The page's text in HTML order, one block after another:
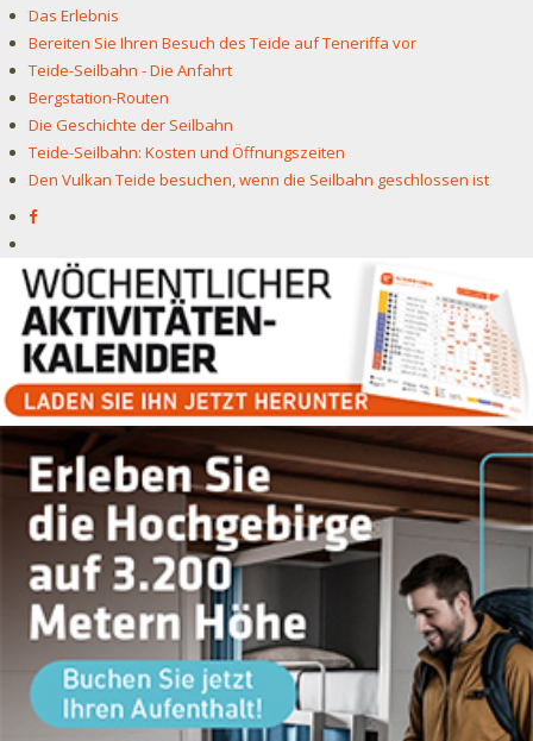
Das Erlebnis
Bereiten Sie Ihren Besuch des Teide auf Teneriffa vor
Teide-Seilbahn - Die Anfahrt
Bergstation-Routen
Die Geschichte der Seilbahn
Teide-Seilbahn: Kosten und Öffnungszeiten
Den Vulkan Teide besuchen, wenn die Seilbahn geschlossen ist